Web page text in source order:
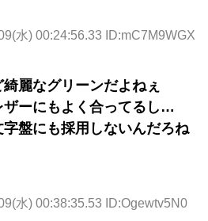
水) 00:24:56.33 ID:mC7M9WGX
麗なグリーンだよねぇ
ザーにもよく合ってるし…
盤にも採用しないんだろね
水) 00:38:35.53 ID:Ogewtv5N0